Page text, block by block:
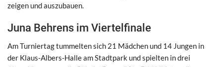
zeigen und auszubauen.
Juna Behrens im Viertelfinale
Am Turniertag tummelten sich 21 Mädchen und 14 Jungen in
der Klaus-Albers-Halle am Stadtpark und spielten in drei